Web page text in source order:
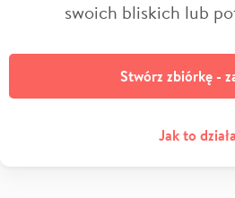
swoich bliskich lub
Stwórz zbiórkę -
Jak to